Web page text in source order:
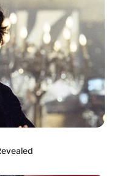
SALON N18
erneut zu Gast im
dem bekannten
dem renommierten
Sie ein Abend,
Karsten